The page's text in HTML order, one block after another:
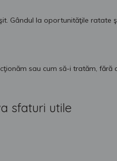
Gândul la oportunităţile ratate
sau cum să-i tratăm, fără
sfaturi utile